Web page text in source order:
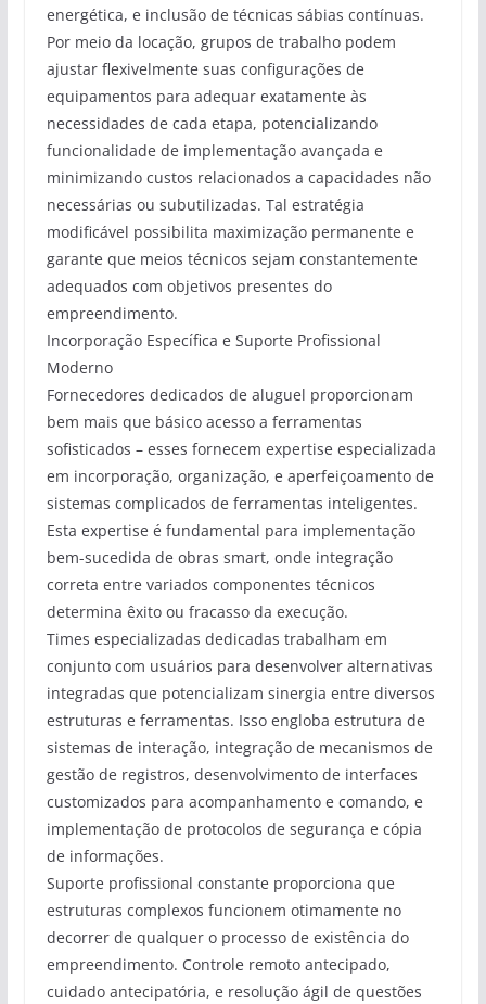
energética, e inclusão de técnicas sábias contínuas.
Por meio da locação, grupos de trabalho podem
ajustar flexivelmente suas configurações de
equipamentos para adequar exatamente às
necessidades de cada etapa, potencializando
funcionalidade de implementação avançada e
minimizando custos relacionados a capacidades não
necessárias ou subutilizadas. Tal estratégia
modificável possibilita maximização permanente e
garante que meios técnicos sejam constantemente
adequados com objetivos presentes do
empreendimento.
Incorporação Específica e Suporte Profissional
Moderno
Fornecedores dedicados de aluguel proporcionam
bem mais que básico acesso a ferramentas
sofisticados – esses fornecem expertise especializada
em incorporação, organização, e aperfeiçoamento de
sistemas complicados de ferramentas inteligentes.
Esta expertise é fundamental para implementação
bem-sucedida de obras smart, onde integração
correta entre variados componentes técnicos
determina êxito ou fracasso da execução.
Times especializadas dedicadas trabalham em
conjunto com usuários para desenvolver alternativas
integradas que potencializam sinergia entre diversos
estruturas e ferramentas. Isso engloba estrutura de
sistemas de interação, integração de mecanismos de
gestão de registros, desenvolvimento de interfaces
customizados para acompanhamento e comando, e
implementação de protocolos de segurança e cópia
de informações.
Suporte profissional constante proporciona que
estruturas complexos funcionem otimamente no
decorrer de qualquer o processo de existência do
empreendimento. Controle remoto antecipado,
cuidado antecipatória, e resolução ágil de questões